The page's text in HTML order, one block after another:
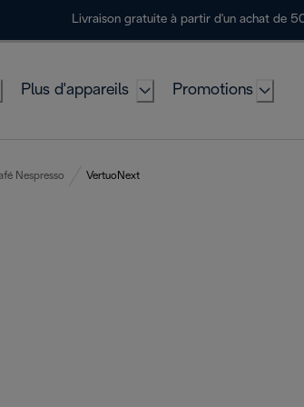
Livraison gratuite à partir d'un achat de
Plus d'appareils Promotions
Nespresso VertuoNext